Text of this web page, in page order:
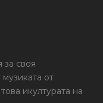
за своя
от
икултурата на